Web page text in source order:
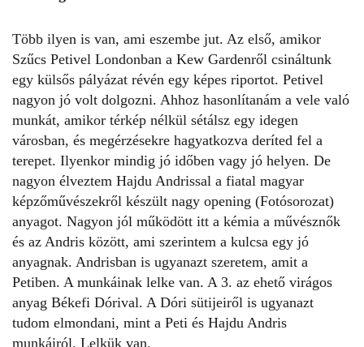
Több ilyen is van, ami eszembe jut. Az első, amikor
Szűcs Petivel Londonban a Kew Gardenről csináltunk
egy külsős pályázat révén egy képes riportot. Petivel
nagyon jó volt dolgozni. Ahhoz hasonlítanám a vele való
munkát, amikor térkép nélkül sétálsz egy idegen
városban, és megérzésekre hagyatkozva deríted fel a
terepet. Ilyenkor mindig jó időben vagy jó helyen. De
nagyon élveztem Hajdu Andrissal a fiatal magyar
képzőművészekről készült nagy opening (Fotósorozat)
anyagot. Nagyon jól működött itt a kémia a művésznők
és az Andris között, ami szerintem a kulcsa egy jó
anyagnak. Andrisban is ugyanazt szeretem, amit a
Petiben. A munkáinak lelke van. A 3. az ehető virágos
anyag Békefi Dórival. A Dóri sütijeiről is ugyanazt
tudom elmondani, mint a Peti és Hajdu Andris
munkáiról. Lelkük van.